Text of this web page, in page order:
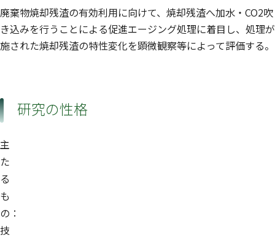
廃棄物焼却残渣の有効利用に向けて、焼却残渣へ加水・CO2吹
き込みを行うことによる促進エージング処理に着目し、処理が
施された焼却残渣の特性変化を顕微観察等によって評価する。
研究の性格
主
た
る
も
の：
技